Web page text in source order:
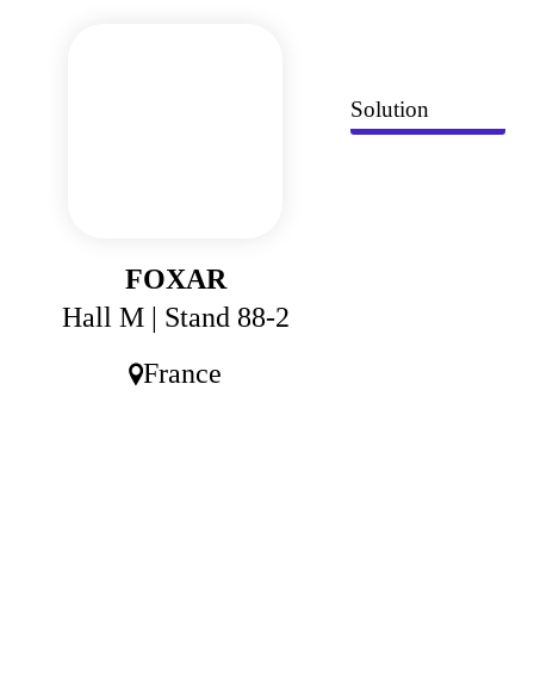
FOXAR
Hall M| Stand 88-2
France
Solution